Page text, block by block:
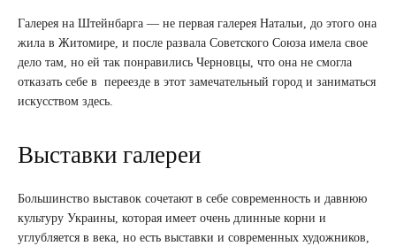
Галерея на Штейнбарга — не первая галерея Натальи, до этого она
жила в Житомире, и после развала Советского Союза имела свое
дело там, но ей так понравились Черновцы, что она не смогла
отказать себе в переезде в этот замечательный город и заниматься
искусством здесь.
Выставки галереи
Большинство выставок сочетают в себе современность и давнюю
культуру Украины, которая имеет очень длинные корни и
углубляется в века, но есть выставки и современных художников,